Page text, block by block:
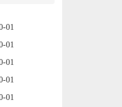
01
01
01
01
01